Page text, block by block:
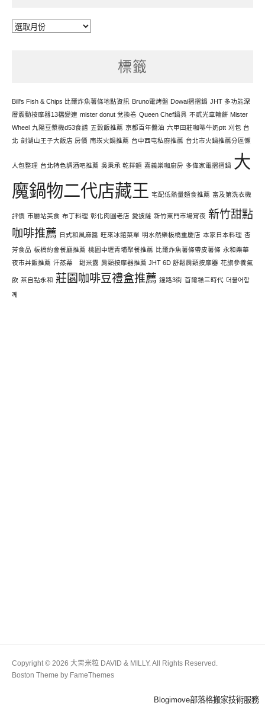
每
標籤
Bill's Fish & Chips 比爾炸魚薯條地點資訊 Bruno電烤盤 Dowai摺摺鍋 JHT 多功能深
層震動按摩器13檔變速 mister donut 兌換卷 Queen Chef鍋具 不貳光車輪餅 Mister
Wheel 九陽豆漿機d53食譜 五穀飯推薦 京都百年醬油 六甲田莊咖啡牛奶ptt 刈包 台
北 劍湖山王子大飯店 房價 南崁火鍋推薦 台中西屯私廚推薦 台北市火鍋推薦分區懶
人包整理 台北特色調酒吧推薦 吳秉承 乾拌麵 嘉義樂咖廚房 多偉家電摺摺鍋 大
魔鍋物二代店藏王 宅配低熱量麵食推薦 富及第洗衣機
評價 市廳站美食 布丁料理 彰化肉圓老店 愛披薩 新竹東門市場宵夜 新竹甜點
咖啡推薦 日式和風麻醬 旺來冰館菜單 明水然樂板橋重慶店 本家日本料理 杏
芳食品 板橋約會餐廳推薦 桃園中壢青埔聚餐推薦 比爾炸魚薯條帶皮薯條 永和樂華
夜市丼飯推薦 汗蒸幕 甜米露 肩頸按摩器推薦 JHT 6D 舒鬆肩頸按摩器 花旗參養氣
飲 茶自點永和 莊園咖啡豆禮盒推薦 鐘路3街 首爾糕三時代 더불어함
께
Copyright © 2026 大胃米粒 DAVID & MILLY. All Rights Reserved.
Boston Theme by FameThemes
Blogimove部落格搬家技術服務